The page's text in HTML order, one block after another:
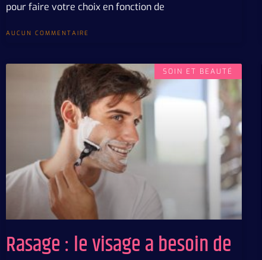
pour faire votre choix en fonction de
AUCUN COMMENTAIRE
SOIN ET BEAUTÉ
Rasage : le visage a besoin de